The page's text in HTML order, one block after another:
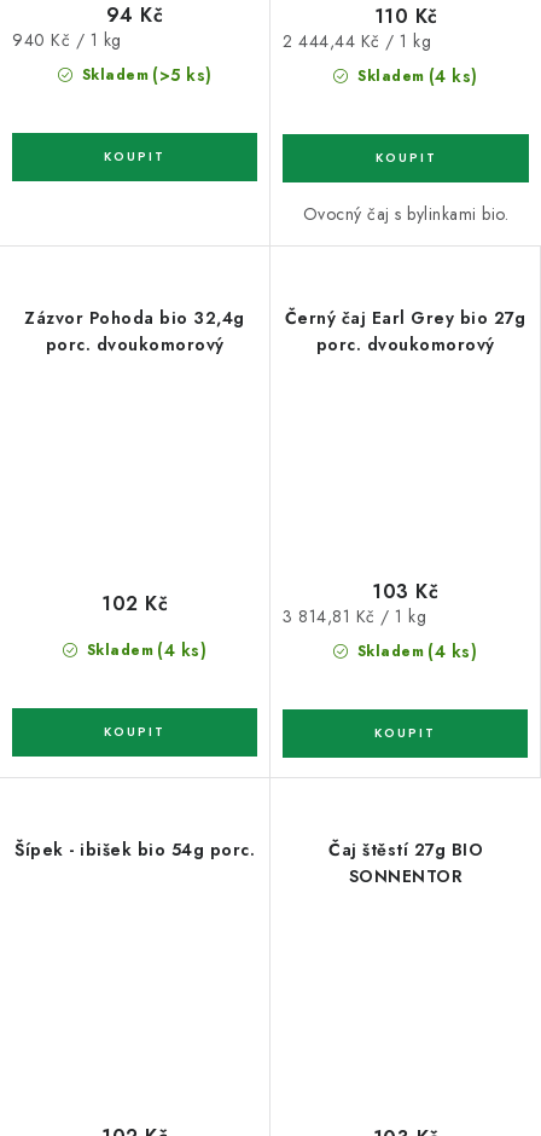
Skladem (>5 ks)
94 Kč
Měrná
940 Kč / 1 kg
Skladem (4 ks)
110 Kč
Měrná
2 444,44 Kč / 1 kg
Ovocný čaj s bylinkami bio.
Zázvor Pohoda bio 32,4g
porc. dvoukomorový
Skladem (4 ks)
102 Kč
Černý čaj Earl Grey bio 27g
porc. dvoukomorový
Skladem (4 ks)
103 Kč
Měrná
3 814,81 Kč / 1 kg
Šípek - ibišek bio 54g porc.
Čaj štěstí 27g BIO
SONNENTOR